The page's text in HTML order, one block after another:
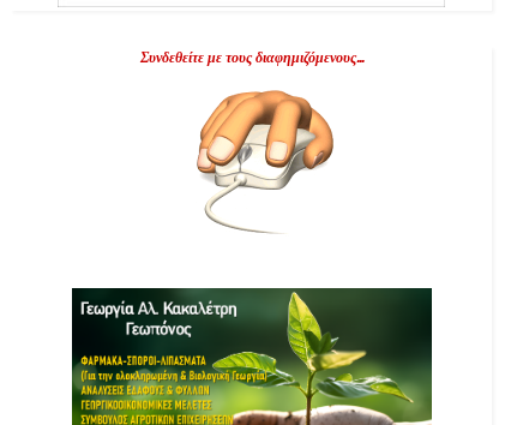
Συνδεθείτε με τους διαφημιζόμενους...